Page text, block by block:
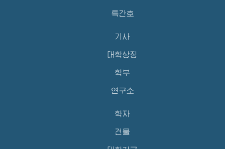
특간호
기사
대학상징
학부
연구소
학자
건물